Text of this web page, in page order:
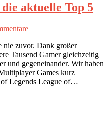
aktuelle Top 5
nie zuvor. Dank großer
Tausend Gamer gleichzeitig
und gegeneinander. Wir haben
Games kurz
of Legends League of…